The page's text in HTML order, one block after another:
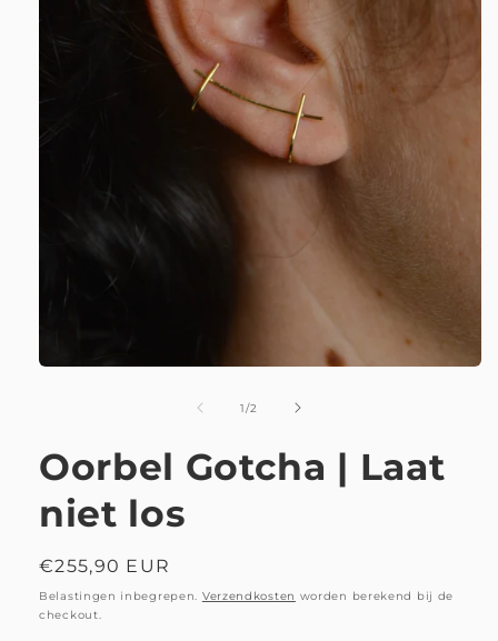
1/van
2
Oorbel Gotcha | Laat
niet los
Normale
prijs
€255,90 EUR
Belastingen inbegrepen. Verzendkosten worden berekend bij de
checkout.